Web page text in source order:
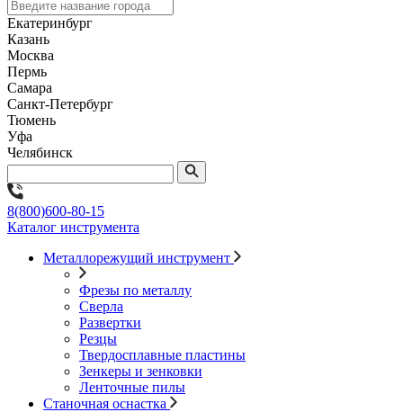
Екатеринбург
Казань
Москва
Пермь
Самара
Санкт-Петербург
Тюмень
Уфа
Челябинск
8(800)600-80-15
Каталог инструмента
Металлорежущий инструмент
Фрезы по металлу
Сверла
Развертки
Резцы
Твердосплавные пластины
Зенкеры и зенковки
Ленточные пилы
Станочная оснастка